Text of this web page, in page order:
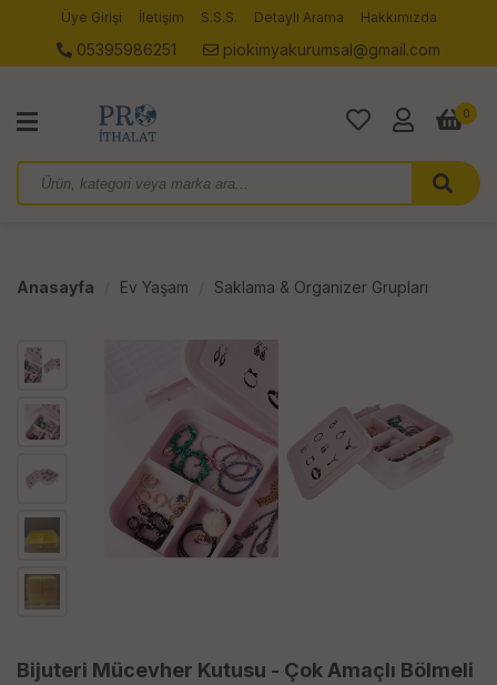
Üye Girişi İletişim S.S.S. Detaylı Arama Hakkımızda
05395986251 piokimyakurumsal@gmail.com
0
Anasayfa Ev Yaşam Saklama & Organizer Grupları
Bijuteri Mücevher Kutusu - Çok Amaçlı Bölmeli